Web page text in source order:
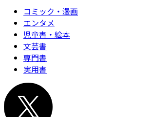
コミック・漫画
エンタメ
児童書・絵本
文芸書
専門書
実用書